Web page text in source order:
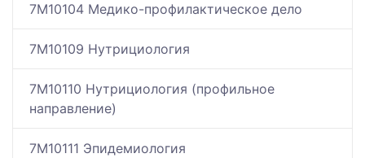
7M10104 Медико-профилактическое дело
7M10109 Нутрициология
7M10110 Нутрициология (профильное
направление)
7M10111 Эпидемиология